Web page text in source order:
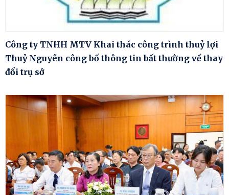
Công ty TNHH MTV Khai thác công trình thuỷ lợi
Thuỷ Nguyên công bố thông tin bất thường về thay
đổi trụ sở